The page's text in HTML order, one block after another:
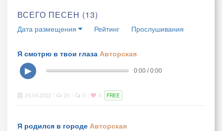
ВСЕГО ПЕСЕН (13)
Дата размещения Рейтинг Прослушивания
Я смотрю в твои глаза Авторская
▶
0:00 / 0:00
24.04.2022 20 0 0 FREE
Я родился в городе Авторская